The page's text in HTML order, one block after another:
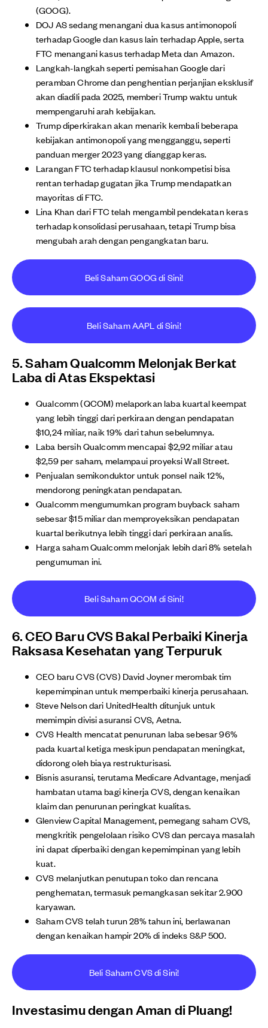
(GOOG).
DOJ AS sedang menangani dua kasus antimonopoli
terhadap Google dan kasus lain terhadap Apple, serta
FTC menangani kasus terhadap Meta dan Amazon.
Langkah-langkah seperti pemisahan Google dari
peramban Chrome dan penghentian perjanjian eksklusif
akan diadili pada 2025, memberi Trump waktu untuk
mempengaruhi arah kebijakan.
Trump diperkirakan akan menarik kembali beberapa
kebijakan antimonopoli yang mengganggu, seperti
panduan merger 2023 yang dianggap keras.
Larangan FTC terhadap klausul nonkompetisi bisa
rentan terhadap gugatan jika Trump mendapatkan
mayoritas di FTC.
Lina Khan dari FTC telah mengambil pendekatan keras
terhadap konsolidasi perusahaan, tetapi Trump bisa
mengubah arah dengan pengangkatan baru.
Beli Saham GOOG di Sini!
Beli Saham AAPL di Sini!
5. Saham Qualcomm Melonjak Berkat
Laba di Atas Ekspektasi
Qualcomm (QCOM) melaporkan laba kuartal keempat
yang lebih tinggi dari perkiraan dengan pendapatan
$10,24 miliar, naik 19% dari tahun sebelumnya.
Laba bersih Qualcomm mencapai $2,92 miliar atau
$2,59 per saham, melampaui proyeksi Wall Street.
Penjualan semikonduktor untuk ponsel naik 12%,
mendorong peningkatan pendapatan.
Qualcomm mengumumkan program buyback saham
sebesar $15 miliar dan memproyeksikan pendapatan
kuartal berikutnya lebih tinggi dari perkiraan analis.
Harga saham Qualcomm melonjak lebih dari 8% setelah
pengumuman ini.
Beli Saham QCOM di Sini!
6. CEO Baru CVS Bakal Perbaiki Kinerja
Raksasa Kesehatan yang Terpuruk
CEO baru CVS (CVS) David Joyner merombak tim
kepemimpinan untuk memperbaiki kinerja perusahaan.
Steve Nelson dari UnitedHealth ditunjuk untuk
memimpin divisi asuransi CVS, Aetna.
CVS Health mencatat penurunan laba sebesar 96%
pada kuartal ketiga meskipun pendapatan meningkat,
didorong oleh biaya restrukturisasi.
Bisnis asuransi, terutama Medicare Advantage, menjadi
hambatan utama bagi kinerja CVS, dengan kenaikan
klaim dan penurunan peringkat kualitas.
Glenview Capital Management, pemegang saham CVS,
mengkritik pengelolaan risiko CVS dan percaya masalah
ini dapat diperbaiki dengan kepemimpinan yang lebih
kuat.
CVS melanjutkan penutupan toko dan rencana
penghematan, termasuk pemangkasan sekitar 2.900
karyawan.
Saham CVS telah turun 28% tahun ini, berlawanan
dengan kenaikan hampir 20% di indeks S&P 500.
Beli Saham CVS di Sini!
Investasimu dengan Aman di Pluang!